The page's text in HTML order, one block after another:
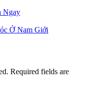
Ngay
Ở Nam Giới
Required fields are